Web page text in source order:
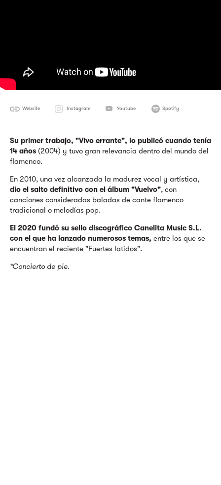
Website Instagram Youtube Spotify
Su primer trabajo, "Vivo errante", lo publicó cuando tenía
14 años (2004) y tuvo gran relevancia dentro del mundo del
flamenco.
En 2010, una vez alcanzada la madurez vocal y artística,
dio el salto definitivo con el álbum "Vuelvo", con
canciones consideradas baladas de cante flamenco
tradicional o melodías pop.
El 2020 fundó su sello discográfico Canelita Music S.L.
con el que ha lanzado numerosos temas, entre los que se
encuentran el reciente "Fuertes latidos".
*Concierto de pie.